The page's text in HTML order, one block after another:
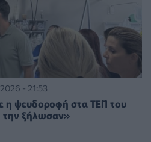
- 21:53
η ψευδοροφή στα ΤΕΠ του
την ξήλωσαν»